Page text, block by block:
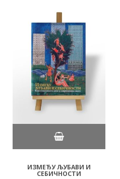
ИЗМЕЂУ ЉУБАВИ И
СЕБИЧНОСТИ